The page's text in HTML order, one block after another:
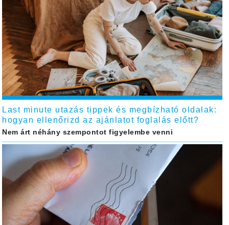
Last minute utazás tippek és megbízható oldalak:
hogyan ellenőrizd az ajánlatot foglalás előtt?
Nem árt néhány szempontot figyelembe venni